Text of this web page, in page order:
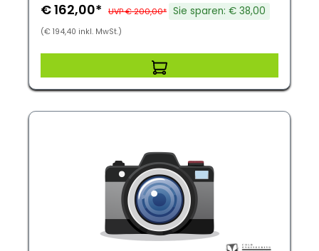
€ 162,00* UVP € 200,00* Sie sparen: € 38,00
(€ 194,40 inkl. MwSt.)